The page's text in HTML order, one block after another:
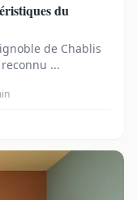
du
de Chablis
...